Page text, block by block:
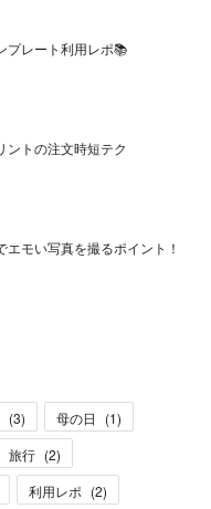
プレート利用レポ📚
ントの注文時短テク
エモい写真を撮るポイント！
(3) 母の日 (1)
旅行 (2)
利用レポ (2)